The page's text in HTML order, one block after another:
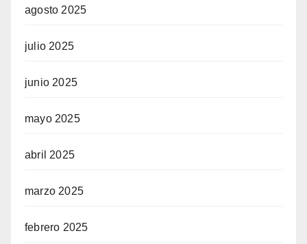
agosto 2025
julio 2025
junio 2025
mayo 2025
abril 2025
marzo 2025
febrero 2025